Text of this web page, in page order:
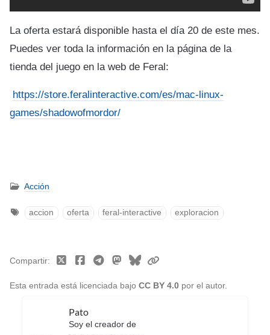
La oferta estará disponible hasta el día 20 de este mes.
Puedes ver toda la información en la página de la
tienda del juego en la web de Feral:
https://store.feralinteractive.com/es/mac-linux-
games/shadowofmordor/
Acción
accion oferta feral-interactive exploracion
Esta entrada está licenciada bajo CC BY 4.0 por el autor.
Compartir
Pato
Soy el creador de